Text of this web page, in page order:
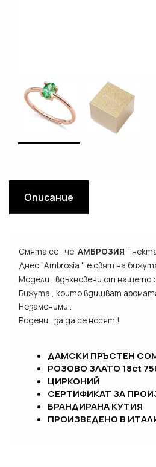
Описание
Смята се , че АМБРОЗИЯ
Днес "Ambrosia '' e свят на
Модели , вдъхновени от нашето
Бижута , които вдишват
Незаменими..
Родени , за да се носят !
ДАМСКИ ПРЪСТЕН
РОЗОВО ЗЛАТО 18ct
ЦИРКОНИЙ
СЕРТИФИКАТ ЗА
БРАНДИРАНА КУТИЯ
ПРОИЗВЕДЕНО В